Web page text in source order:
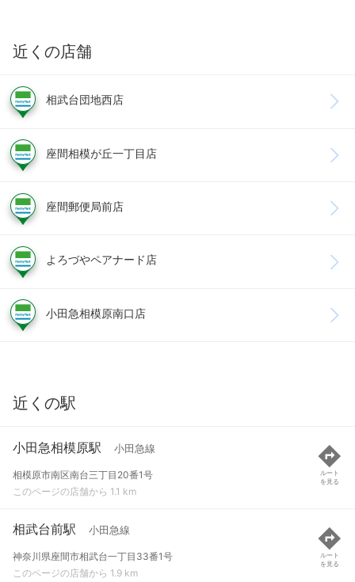
近くの店舗
相武台団地西店
座間相模が丘一丁目店
座間郵便局前店
よろづやペアナード店
小田急相模原南口店
近くの駅
小田急相模原駅 小田急線
相模原市南区南台三丁目20番1号
このページの店舗から 1.1 km
ルート
を見る
相武台前駅 小田急線
神奈川県座間市相武台一丁目33番1号
このページの店舗から 1.9 km
ルート
を見る